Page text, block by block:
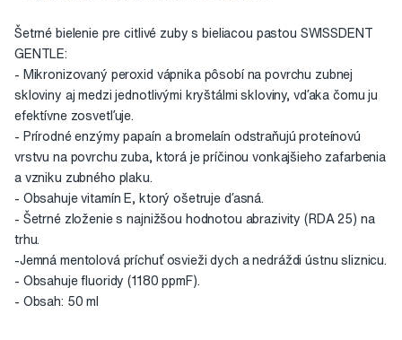
Šetrné bielenie pre citlivé zuby s bieliacou pastou SWISSDENT
GENTLE:
- Mikronizovaný peroxid vápnika pôsobí na povrchu zubnej
skloviny aj medzi jednotlivými kryštálmi skloviny, vďaka čomu ju
efektívne zosvetľuje.
- Prírodné enzýmy papaín a bromelaín odstraňujú proteínovú
vrstvu na povrchu zuba, ktorá je príčinou vonkajšieho zafarbenia
a vzniku zubného plaku.
- Obsahuje vitamín E, ktorý ošetruje ďasná.
- Šetrné zloženie s najnižšou hodnotou abrazivity (RDA 25) na
trhu.
-Jemná mentolová príchuť osvieži dych a nedráždi ústnu sliznicu.
- Obsahuje fluoridy (1180 ppmF).
- Obsah: 50 ml